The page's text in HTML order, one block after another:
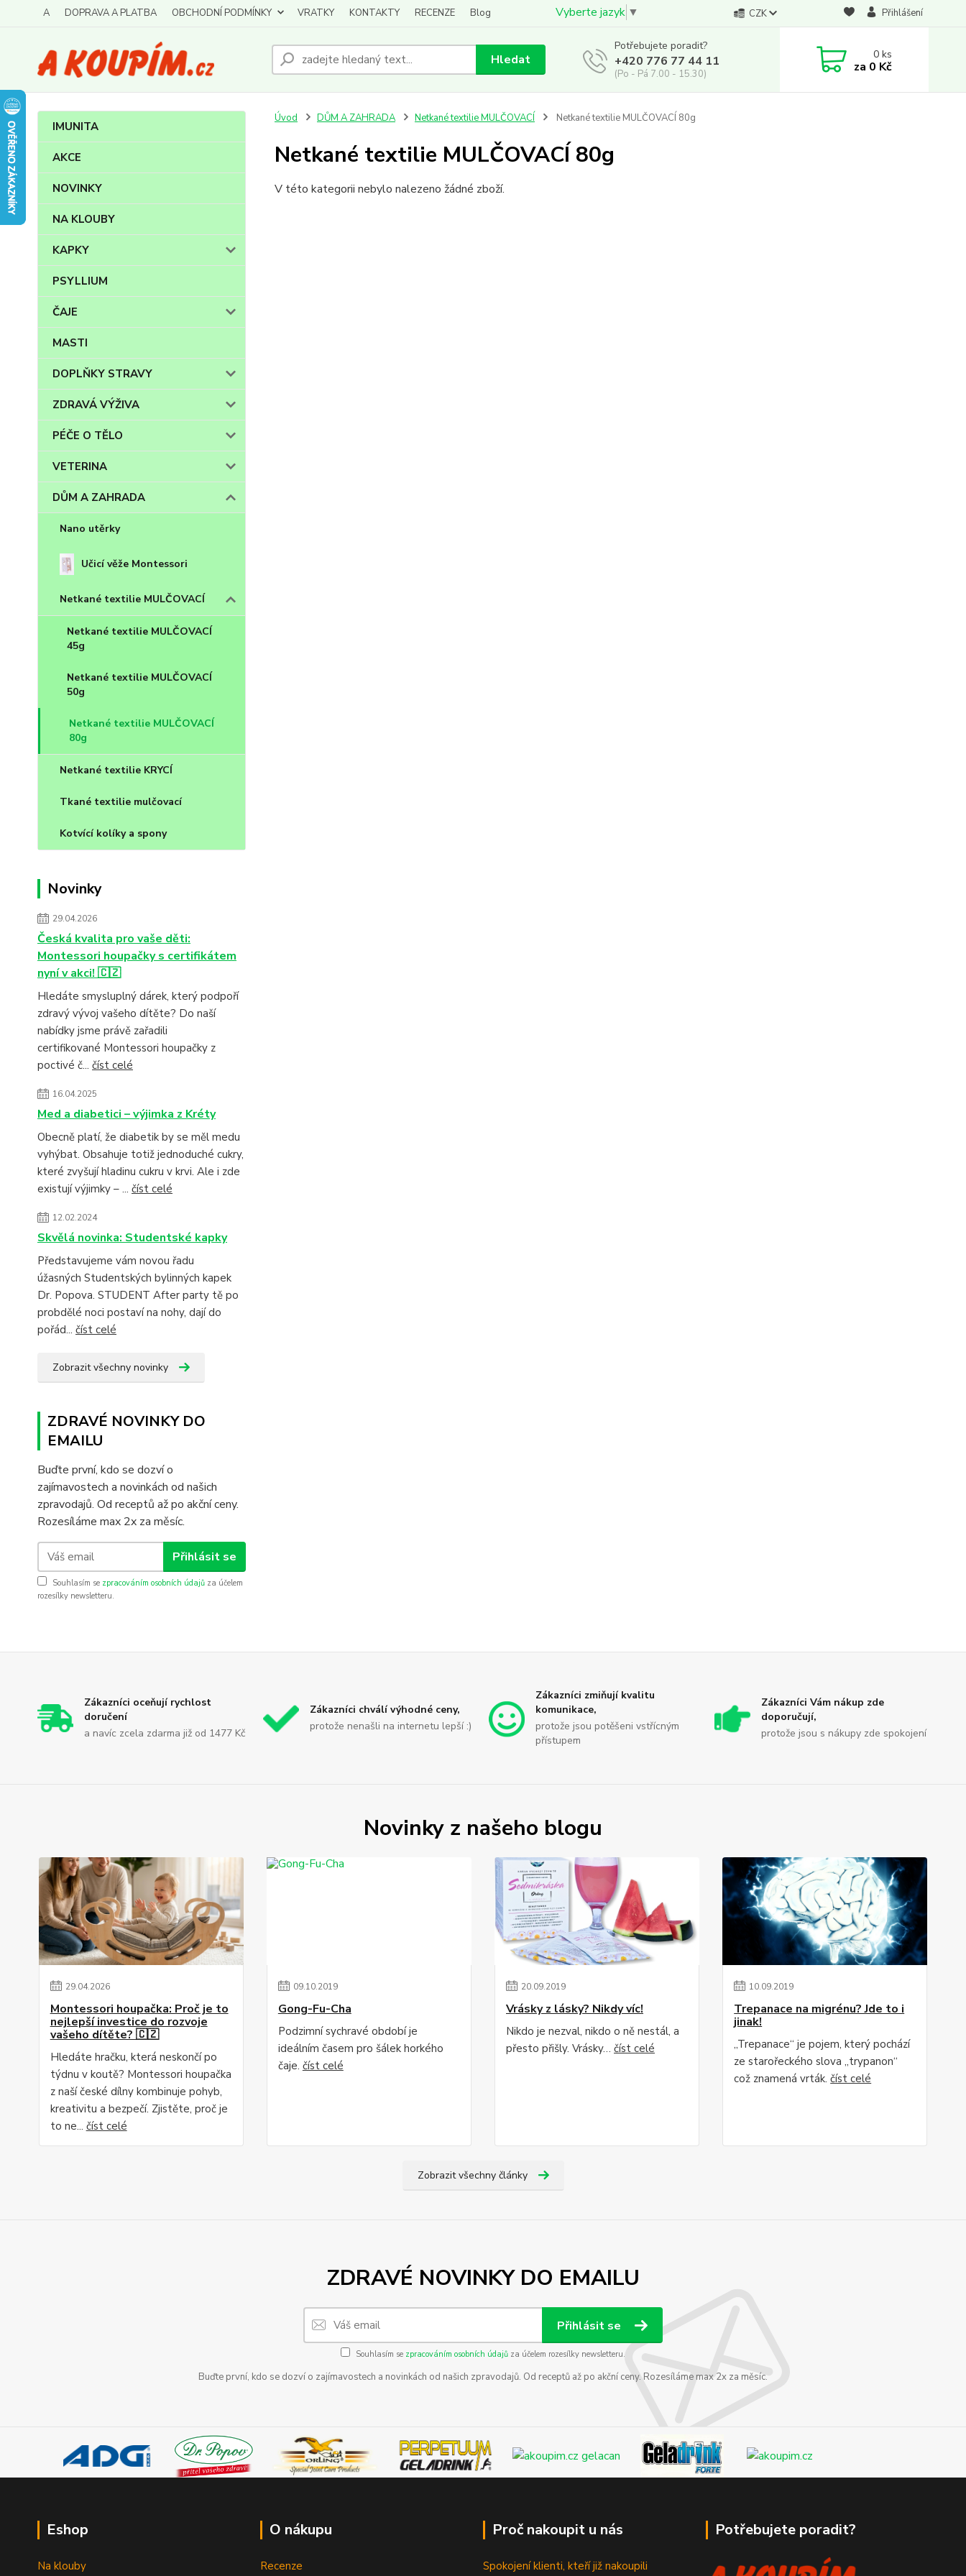
Vyberte jazyk ▼
A DOPRAVA A PLATBA OBCHODNÍ PODMÍNKY VRATKY KONTAKTY RECENZE Blog CZK Přihlášení
Hledat
Potřebujete poradit?
+420 776 77 44 11
(Po - Pá 7.00 - 15.30)
0ks
za 0 Kč
IMUNITA
AKCE
NOVINKY
NA KLOUBY
KAPKY
PSYLLIUM
ČAJE
MASTI
DOPLŇKY STRAVY
ZDRAVÁ VÝŽIVA
PÉČE O TĚLO
VETERINA
DŮM A ZAHRADA
Nano utěrky
Učicí věže Montessori
Netkané textilie MULČOVACÍ
Netkané textilie MULČOVACÍ
45g
Netkané textilie MULČOVACÍ
50g
Netkané textilie MULČOVACÍ
80g
Netkané textilie KRYCÍ
Tkané textilie mulčovací
Kotvící kolíky a spony
Novinky
29.04.2026
Česká kvalita pro vaše děti:
Montessori houpačky s certifikátem
nyní v akci! 🇨🇿
Hledáte smysluplný dárek, který podpoří
zdravý vývoj vašeho dítěte? Do naší
nabídky jsme právě zařadili
certifikované Montessori houpačky z
poctivé č... číst celé
16.04.2025
Med a diabetici – výjimka z Kréty
Obecně platí, že diabetik by se měl medu
vyhýbat. Obsahuje totiž jednoduché cukry,
které zvyšují hladinu cukru v krvi. Ale i zde
existují výjimky – ... číst celé
12.02.2024
Skvělá novinka: Studentské kapky
Představujeme vám novou řadu
úžasných Studentských bylinných kapek
Dr. Popova. STUDENT After party tě po
probdělé noci postaví na nohy, dají do
pořád... číst celé
Zobrazit všechny novinky
ZDRAVÉ NOVINKY DO
EMAILU
Buďte první, kdo se dozví o
zajímavostech a novinkách od našich
zpravodajů. Od receptů až po akční ceny.
Rozesíláme max 2x za měsíc.
Přihlásit se
Souhlasím se zpracováním osobních údajů za účelem
rozesílky newsletteru.
Úvod DŮM A ZAHRADA Netkané textilie MULČOVACÍ Netkané textilie MULČOVACÍ 80g
Netkané textilie MULČOVACÍ 80g
V této kategorii nebylo nalezeno žádné zboží.
Zákazníci oceňují rychlost
doručení
a navíc zcela zdarma již od 1477 Kč
Zákazníci chválí výhodné ceny,
protože nenašli na internetu lepší :)
Zákazníci zmiňují kvalitu
komunikace,
protože jsou potěšeni vstřícným
přístupem
Zákazníci Vám nákup zde
doporučují,
protože jsou s nákupy zde spokojení
Novinky z našeho blogu
29.04.2026
Montessori houpačka: Proč je to
nejlepší investice do rozvoje
vašeho dítěte? 🇨🇿
Hledáte hračku, která neskončí po
týdnu v koutě? Montessori houpačka
z naší české dílny kombinuje pohyb,
kreativitu a bezpečí. Zjistěte, proč je
to ne... číst celé
09.10.2019
Gong-Fu-Cha
Podzimní sychravé období je
ideálním časem pro šálek horkého
čaje. číst celé
20.09.2019
Vrásky z lásky? Nikdy víc!
Nikdo je nezval, nikdo o ně nestál, a
přesto přišly. Vrásky… číst celé
10.09.2019
Trepanace na migrénu? Jde to i
jinak!
„Trepanace“ je pojem, který pochází
ze starořeckého slova „trypanon“
což znamená vrták.číst celé
Zobrazit všechny články
ZDRAVÉ NOVINKY DO EMAILU
Přihlásit se
Souhlasím se zpracováním osobních údajů za účelem rozesílky newsletteru.
Buďte první, kdo se dozví o zajímavostech a novinkách od našich zpravodajů. Od receptů až po akční ceny. Rozesíláme max 2x za měsíc.
Eshop
Na klouby
O nákupu
Recenze
Proč nakoupit u nás
Spokojení klienti, kteří již nakoupili
Potřebujete poradit?